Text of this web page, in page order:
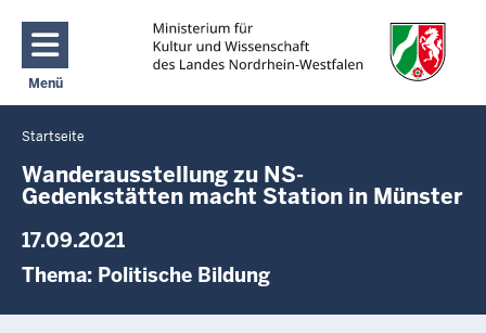
Direkt zum Inhalt
Menü
Navigation aktivieren/deaktivieren: Main Menu
Sie
befinden
sich
Startseite
Wanderausstellung zu NS-
Gedenkstätten macht Station in Münster
17.09.2021
Thema: Politische Bildung